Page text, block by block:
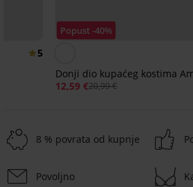
5
Popust -40%
Donji dio kupaćeg kostima
12,59 €20,99 €
Rasprodaja
Rasprodaja
8 % povrata od kupnje
Povoljno